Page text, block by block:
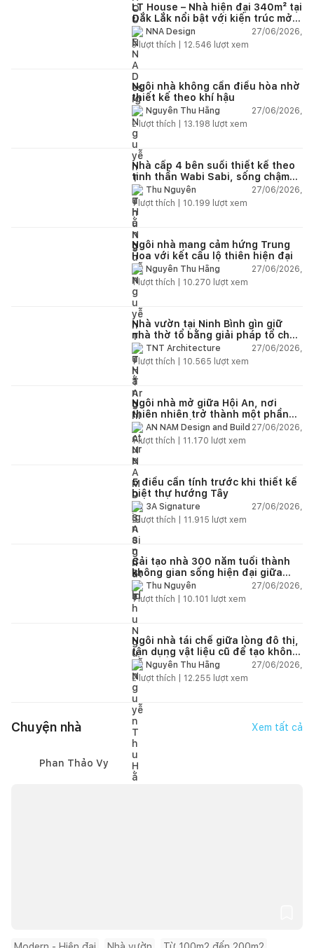
LT House – Nhà hiện đại 340m² tại
Đắk Lắk nổi bật với kiến trúc mở
và hệ sân vườn kết nối thiên
nhiên
NNA Design
27/06/2026,
3lượt thích | 12.546 lượt xem
Ngôi nhà không cần điều hòa nhờ
thiết kế theo khí hậu
Nguyễn Thu Hằng
27/06/2026,
2lượt thích | 13.198 lượt xem
Nhà cấp 4 bên suối thiết kế theo
tinh thần Wabi Sabi, sống chậm
giữa thiên nhiên
Thu Nguyễn
27/06/2026,
1lượt thích | 10.199 lượt xem
Ngôi nhà mang cảm hứng Trung
Hoa với kết cấu lộ thiên hiện đại
Nguyễn Thu Hằng
27/06/2026,
1lượt thích | 10.270 lượt xem
Nhà vườn tại Ninh Bình gìn giữ
nhà thờ tổ bằng giải pháp tổ chức
lại không gian
TNT Architecture
27/06/2026,
1lượt thích | 10.565 lượt xem
Ngôi nhà mở giữa Hội An, nơi
thiên nhiên trở thành một phần
của cuộc sống
AN NAM Design and Build 27/06/2026,
1lượt thích | 11.170 lượt xem
5 điều cần tính trước khi thiết kế
biệt thự hướng Tây
3A Signature
27/06/2026,
2lượt thích | 11.915 lượt xem
Cải tạo nhà 300 năm tuổi thành
không gian sống hiện đại giữa
thiên nhiên
Thu Nguyễn
27/06/2026,
1lượt thích | 10.101 lượt xem
Ngôi nhà tái chế giữa lòng đô thị,
tận dụng vật liệu cũ để tạo không
gian sống linh hoạt
Nguyễn Thu Hằng
27/06/2026,
2lượt thích | 12.255 lượt xem
Chuyện nhà Xem tất cả
Phan Thảo Vy